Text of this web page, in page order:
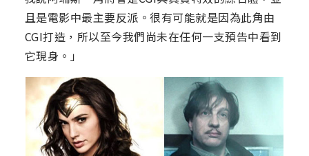
且是電影中最主要反派。很有可能就是因為此角由
CGI打造，所以至今我們尚未在任何一支預告中看到
它現身。」